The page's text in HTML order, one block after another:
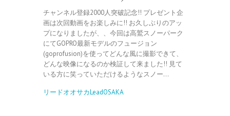
チャンネル登録2000人突破記念!! プレゼント企
画は次回動画をお楽しみに!! お久しぶりのアッ
プになりましたが、、今回は高鷲スノーパーク
にてGOPRO最新モデルのフュージョン
(goprofusion)を使ってどんな風に撮影できて、
どんな映像になるのか検証して来ました!! 見て
いる方に笑っていただけるようなスノー…
リードオオサカLeadOSAKA